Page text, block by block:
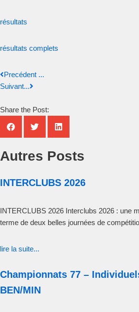
résultats
résultats complets
Precédent ...
Suivant...
Share the Post:
Autres Posts
INTERCLUBS 2026
INTERCLUBS 2026 Interclubs 2026 : une
terme de deux belles journées de
lire la suite...
Championnats 77 –
BEN/MIN